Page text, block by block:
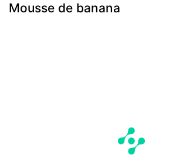
Mousse de banana